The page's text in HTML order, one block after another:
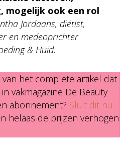
mogelijk ook een rol
Jordaans, diëtist,
en medeoprichter
& Huid.
van het complete artikel dat
vakmagazine De Beauty
abonnement? Sluit dit nu
helaas de prijzen verhogen